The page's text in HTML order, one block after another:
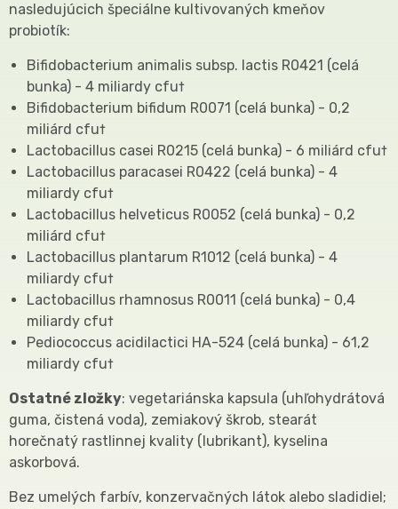
nasledujúcich špeciálne kultivovaných kmeňov
probiotík:
Bifidobacterium animalis subsp. lactis R0421 (celá
bunka) - 4 miliardy cfu†
Bifidobacterium bifidum R0071 (celá bunka) - 0,2
miliárd cfu†
Lactobacillus casei R0215 (celá bunka) - 6 miliárd cfu†
Lactobacillus paracasei R0422 (celá bunka) - 4
miliardy cfu†
Lactobacillus helveticus R0052 (celá bunka) - 0,2
miliárd cfu†
Lactobacillus plantarum R1012 (celá bunka) - 4
miliardy cfu†
Lactobacillus rhamnosus R0011 (celá bunka) - 0,4
miliardy cfu†
Pediococcus acidilactici HA-524 (celá bunka) - 61,2
miliardy cfu†
Ostatné zložky: vegetariánska kapsula (uhľohydrátová
guma, čistená voda), zemiakový škrob, stearát
horečnatý rastlinnej kvality (lubrikant), kyselina
askorbová.
Bez umelých farbív, konzervačných látok alebo sladidiel;